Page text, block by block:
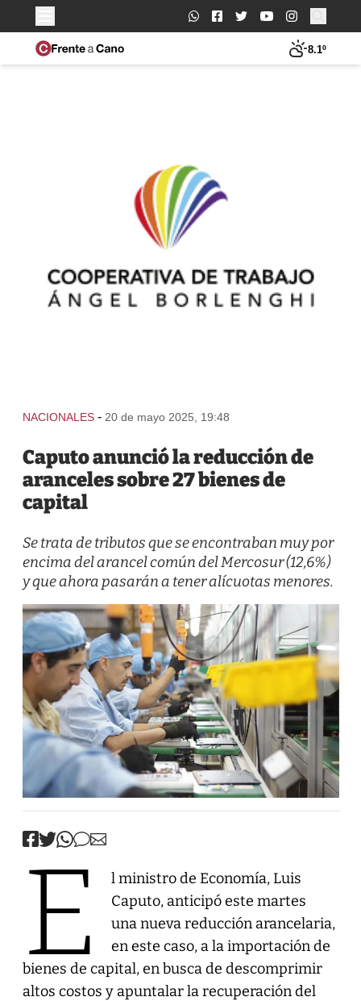
Buscar:
8.1º
NACIONALES - 20 de mayo 2025, 19:48
Caputo anunció la reducción de
aranceles sobre 27 bienes de
capital
Se trata de tributos que se encontraban muy por
encima del arancel común del Mercosur (12,6%)
y que ahora pasarán a tener alícuotas menores.
E
l ministro de Economía, Luis
Caputo, anticipó este martes
una nueva reducción arancelaria,
en este caso, a la importación de
bienes de capital, en busca de descomprimir
altos costos y apuntalar la recuperación del